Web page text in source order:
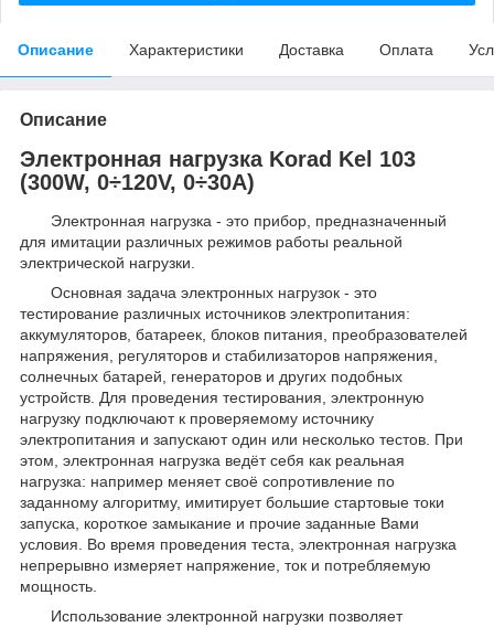
Описание Характеристики Доставка Оплата
Описание
Электронная нагрузка Korad Kel 103
(300W, 0÷120V, 0÷30A)
Электронная нагрузка - это прибор, предназначенный
для имитации различных режимов работы реальной
электрической нагрузки.
Основная задача электронных нагрузок - это
тестирование различных источников электропитания:
аккумуляторов, батареек, блоков питания, преобразователей
напряжения, регуляторов и стабилизаторов напряжения,
солнечных батарей, генераторов и других подобных
устройств. Для проведения тестирования, электронную
нагрузку подключают к проверяемому источнику
электропитания и запускают один или несколько тестов. При
этом, электронная нагрузка ведёт себя как реальная
нагрузка: например меняет своё сопротивление по
заданному алгоритму, имитирует большие стартовые токи
запуска, короткое замыкание и прочие заданные Вами
условия. Во время проведения теста, электронная нагрузка
непрерывно измеряет напряжение, ток и потребляемую
мощность.
Использование электронной нагрузки позволяет